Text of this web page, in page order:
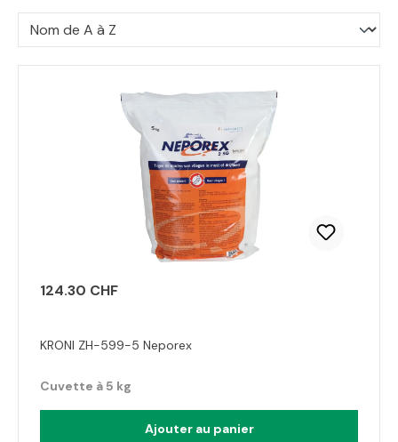
124.30 CHF
KRONI ZH-599-5 Neporex
Cuvette à 5 kg
Ajouter au panier